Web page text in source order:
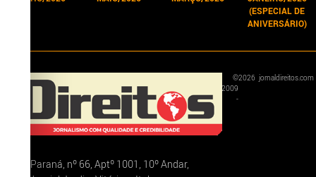
(ESPECIAL DE
ANIVERSÁRIO)
Rua Paraná, nº 66, Aptº 1001, 10º Andar,
©
2009
-
2026 jornaldireitos.com